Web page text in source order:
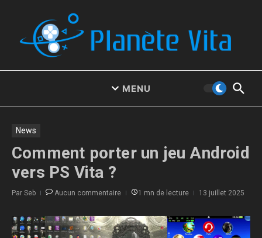
MENU
News
Comment porter un jeu Android
vers PS Vita ?
Par Seb Aucun commentaire 1 mn de lecture 13 juillet 2025